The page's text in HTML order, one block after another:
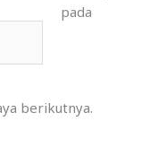
pada
berikutnya.